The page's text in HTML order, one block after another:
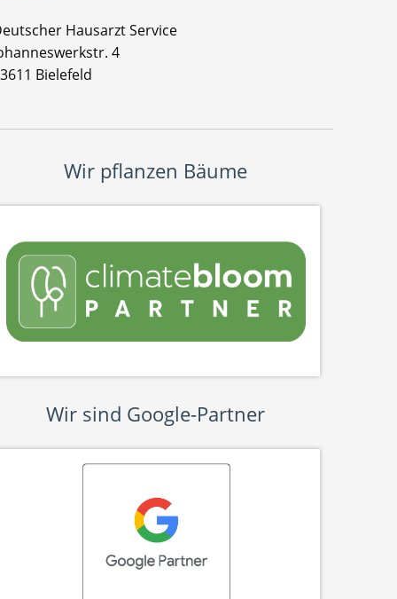
Hausarzt Service
4
Bielefeld
Wir pflanzen Bäume
Wir sind Google-Partner